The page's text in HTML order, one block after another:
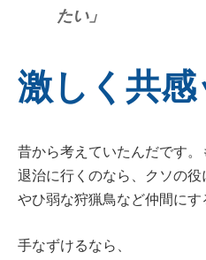
たい」
激しく共感
昔から考えていたんだです
退治に行くのなら、クソの
やひ弱な狩猟鳥など仲間にす
手なずけるなら、